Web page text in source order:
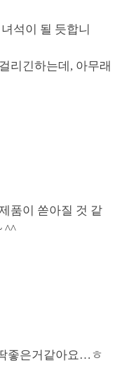
석이 될 듯합니
리긴하는데, 아무래
품이 쏟아질 것 같
^^
좋은거같아요…ㅎ